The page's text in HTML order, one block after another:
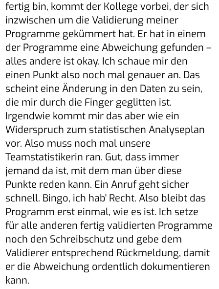
fertig bin, kommt der Kollege vorbei, der sich
inzwischen um die Validierung meiner
Programme gekümmert hat. Er hat in einem
der Programme eine Abweichung gefunden –
alles andere ist okay. Ich schaue mir den
einen Punkt also noch mal genauer an. Das
scheint eine Änderung in den Daten zu sein,
die mir durch die Finger geglitten ist.
Irgendwie kommt mir das aber wie ein
Widerspruch zum statistischen Analyseplan
vor. Also muss noch mal unsere
Teamstatistikerin ran. Gut, dass immer
jemand da ist, mit dem man über diese
Punkte reden kann. Ein Anruf geht sicher
schnell. Bingo, ich hab' Recht. Also bleibt das
Programm erst einmal, wie es ist. Ich setze
für alle anderen fertig validierten Programme
noch den Schreibschutz und gebe dem
Validierer entsprechend Rückmeldung, damit
er die Abweichung ordentlich dokumentieren
kann.